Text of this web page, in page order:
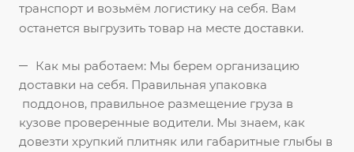
транспорт и возьмём логистику на себя. Вам
останется выгрузить товар на месте доставки.
Как мы работаем: Мы берем организацию
доставки на себя. Правильная упаковка
поддонов, правильное размещение груза в
кузове проверенные водители. Мы знаем, как
довезти хрупкий плитняк или габаритные глыбы в